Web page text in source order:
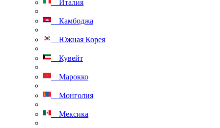
Италия
Камбоджа
Южная Корея
Кувейт
Марокко
Монголия
Мексика